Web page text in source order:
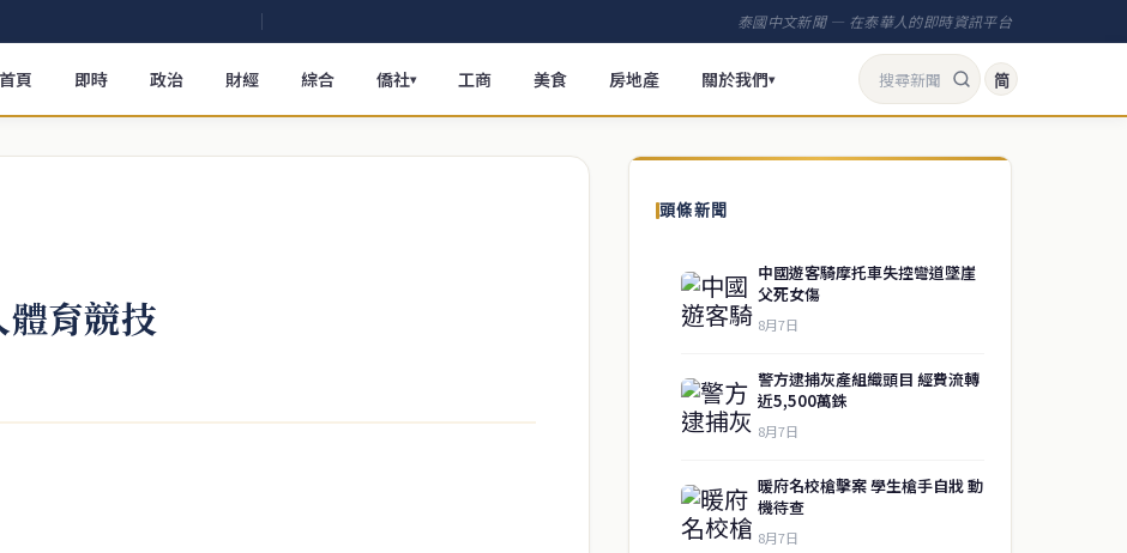
泰國中文新聞 — 在泰華人的即時資訊平台
首頁 即時 政治 財經 綜合 僑社▾ 工商 美食 房地產 關於我們▾ 简
育競技
頭條新聞
中國遊客騎摩托車失控彎道墜崖
父死女傷
8月7日
警方逮捕灰產組織頭目 經費流轉
近5,500萬銖
8月7日
暖府名校槍擊案 學生槍手自戕 動
機待查
8月7日